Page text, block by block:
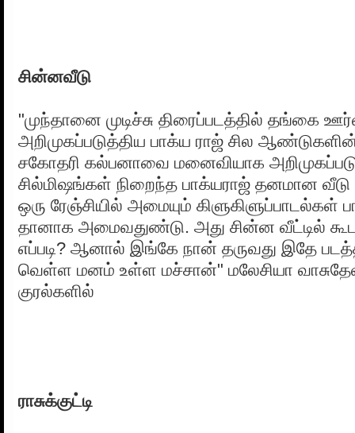
சின்னவீடு
"முந்தானை முடிச்சு திரைப்படத்தில் தங்கை
அறிமுகப்படுத்திய பாக்ய ராஜ் சில
சகோதரி கல்பனாவை மனைவியாக
சில்மிஷங்கள் நிறைந்த பாக்யராஜ் தனமான வீடு
ஒரு ரேஞ்சியில் அமையும் கிளுகிளுப்பாடல்கள்
தானாக அமைவதுண்டு. அது சின்ன வீட்டில்
எப்படி? ஆனால் இங்கே நான் தருவது இதே
வெள்ள மனம் உள்ள மச்சான்" மலேசியா
குரல்களில்
ராசுக்குட்டி